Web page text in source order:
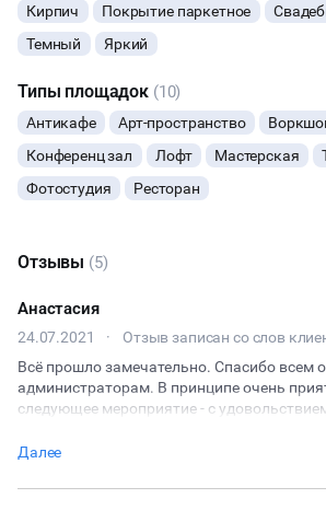
Кирпич
Покрытие паркетное
Темный
Яркий
Типы площадок (10)
Антикафе Арт-пространство
Конференц зал
Лофт Мастерская
Фотостудия
Ресторан
Отзывы (5)
Анастасия
24.07.2021 ·
Отзыв записан со слов
Всё прошло замечательно. Спасибо всем
администраторам. В принципе очень
следующее мероприятие - с
Далее
КУЛИНАРНЫЙ МАСТЕР-КЛАСС
ФУРШЕТЫ
КОНФЕРЕНЦИИ
ДЕГУСТАЦИИ
ЧАЕПИТИЕ
ТИМБИЛДИНГ